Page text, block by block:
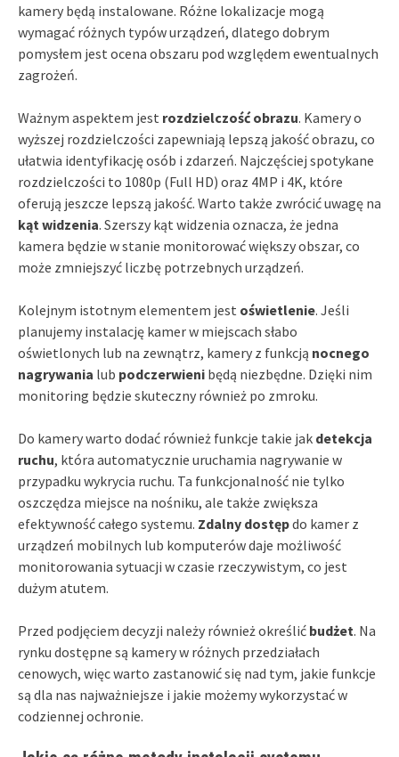
kamery będą instalowane. Różne lokalizacje mogą
wymagać różnych typów urządzeń, dlatego dobrym
pomysłem jest ocena obszaru pod względem ewentualnych
zagrożeń.
Ważnym aspektem jest rozdzielczość obrazu. Kamery o
wyższej rozdzielczości zapewniają lepszą jakość obrazu, co
ułatwia identyfikację osób i zdarzeń. Najczęściej spotykane
rozdzielczości to 1080p (Full HD) oraz 4MP i 4K, które
oferują jeszcze lepszą jakość. Warto także zwrócić uwagę na
kąt widzenia. Szerszy kąt widzenia oznacza, że jedna
kamera będzie w stanie monitorować większy obszar, co
może zmniejszyć liczbę potrzebnych urządzeń.
Kolejnym istotnym elementem jest oświetlenie. Jeśli
planujemy instalację kamer w miejscach słabo
oświetlonych lub na zewnątrz, kamery z funkcją nocnego
nagrywania lub podczerwieni będą niezbędne. Dzięki nim
monitoring będzie skuteczny również po zmroku.
Do kamery warto dodać również funkcje takie jak detekcja
ruchu, która automatycznie uruchamia nagrywanie w
przypadku wykrycia ruchu. Ta funkcjonalność nie tylko
oszczędza miejsce na nośniku, ale także zwiększa
efektywność całego systemu. Zdalny dostępdo kamer z
urządzeń mobilnych lub komputerów daje możliwość
monitorowania sytuacji w czasie rzeczywistym, co jest
dużym atutem.
Przed podjęciem decyzji należy również określić budżet. Na
rynku dostępne są kamery w różnych przedziałach
cenowych, więc warto zastanowić się nad tym, jakie funkcje
są dla nas najważniejsze i jakie możemy wykorzystać w
codziennej ochronie.